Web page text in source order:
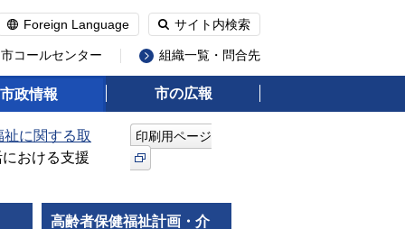
Foreign Language サイト内検索
コールセンター 組織一覧・問合先
市政情報 市の広報
祉に関する取
おける支援
印刷用ページ
高齢者保健福祉計画・介